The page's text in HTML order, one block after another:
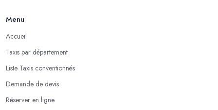
Menu
Accueil
Taxis par département
Liste Taxis conventionnés
Demande de devis
Réserver en ligne